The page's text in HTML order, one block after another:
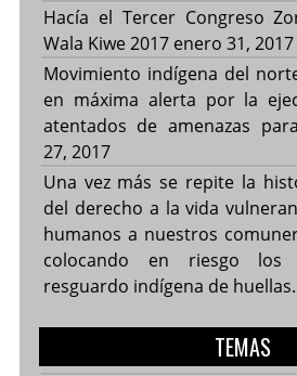
Hacía el Tercer Congreso
Wala Kiwe 2017 enero 31, 2017
Movimiento indígena del
en máxima alerta por la
atentados de amenazas
27, 2017
Una vez más se repite la
del derecho a la vida
humanos a nuestros
colocando en riesgo los
resguardo indígena de huellas.
TEMAS